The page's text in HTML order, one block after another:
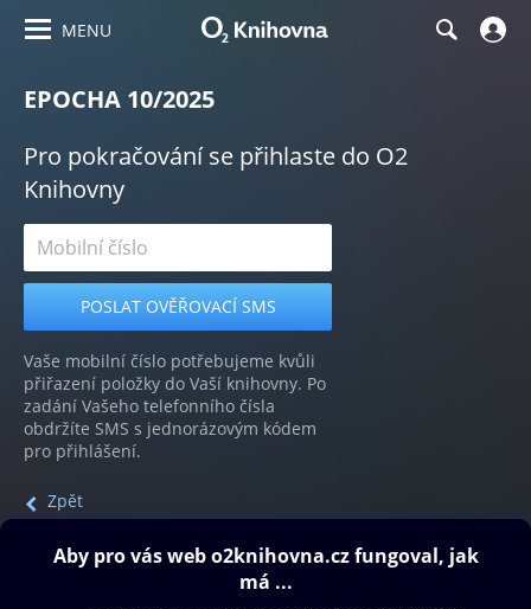
MENU
EPOCHA 10/2025
Pro pokračování se přihlaste do O2
Knihovny
Vaše mobilní číslo potřebujeme kvůli
přiřazení položky do Vaší knihovny. Po
zadání Vašeho telefonního čísla
obdržíte SMS s jednorázovým kódem
pro přihlášení.
Zpět